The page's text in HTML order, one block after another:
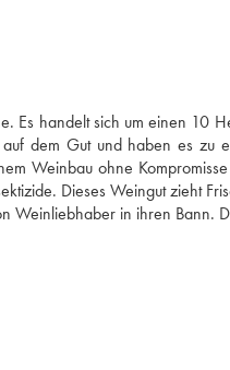
Es handelt sich um einen 10
dem Gut und haben es zu
Weinbau ohne
Dieses Weingut zieht
in ihren Bann.